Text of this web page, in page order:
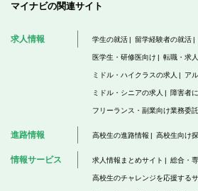
マイナビの関連サイト
求人情報 学生の就活 留学経験者の就活
医学生・研修医向け 転職・求
ミドル・ハイクラスの求人 ア
ミドル・シニアの求人 障害者
フリーランス・副業向け業務委
進路情報 高校生の進路情報 高校生向け
情報サービス 求人情報まとめサイト 総合・
高校生のチャレンジを応援する